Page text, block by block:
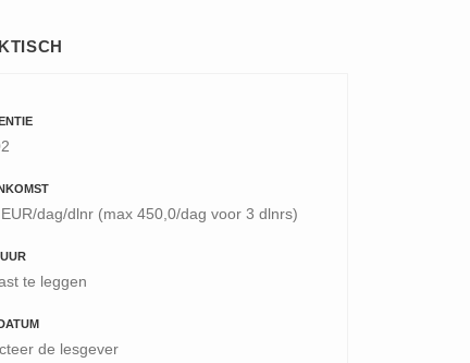
dag/dlnr (max 450,0/dag voor 3 dlnrs)
te leggen
de lesgever